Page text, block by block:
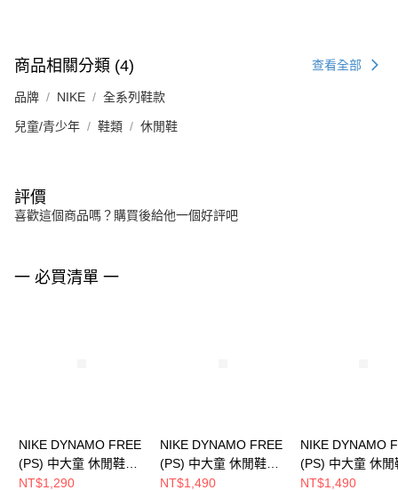
商品相關分類 (4) 查看全部
品牌 NIKE 全系列鞋款
兒童/青少年 鞋類 休閒鞋
評價
喜歡這個商品嗎？購買後給他一個好評吧
一 必買清單 一
NIKE DYNAMO FREE
(PS) 中大童 休閒鞋
343738105
NT$1,290
NIKE DYNAMO FREE
(PS) 中大童 休閒鞋
343738621
NT$1,490
NIKE DYNAMO
(PS) 中大童 休閒
343738032
NT$1,490